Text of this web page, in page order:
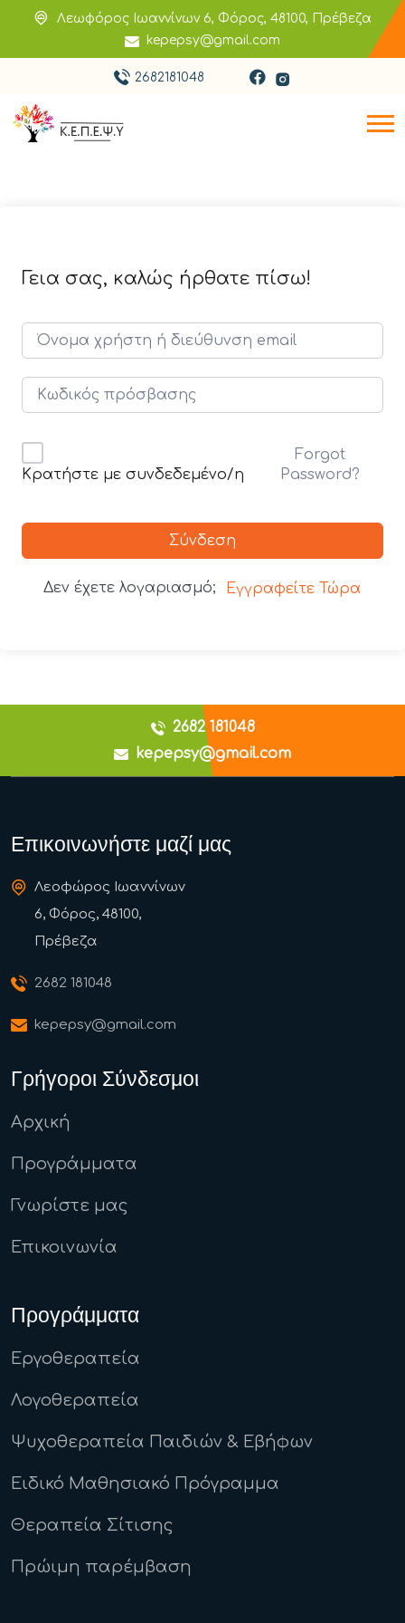
Λεωφόρος Ιωαννίνων 6, Φόρος, 48100, Πρέβεζα
kepepsy@gmail.com
2682181048
Γεια σας, καλώς ήρθατε πίσω!
Κρατήστε με συνδεδεμένο/η
Forgot
Password?
Σύνδεση
Δεν έχετε λογαριασμό; Εγγραφείτε Τώρα
2682 181048
kepepsy@gmail.com
Επικοινωνήστε μαζί μας
Λεοφώρος Ιωαννίνων
6, Φόρος, 48100,
Πρέβεζα
2682 181048
kepepsy@gmail.com
Γρήγοροι Σύνδεσμοι
Αρχική
Προγράμματα
Γνωρίστε μας
Επικοινωνία
Προγράμματα
Εργοθεραπεία
Λογοθεραπεία
Ψυχοθεραπεία Παιδιών & Εβήφων
Ειδικό Μαθησιακό Πρόγραμμα
Θεραπεία Σίτισης
Πρώιμη παρέμβαση